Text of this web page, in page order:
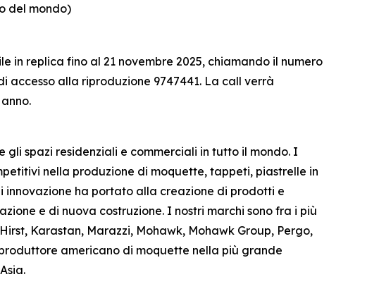
del mondo)
in replica fino al 21 novembre 2025, chiamando il numero
accesso alla riproduzione 9747441. La call verrà
spazi residenziali e commerciali in tutto il mondo. I
nella produzione di moquette, tappeti, piastrelle in
ha portato alla creazione di prodotti e
e di nuova costruzione. I nostri marchi sono fra i più
Karastan, Marazzi, Mohawk, Mohawk Group, Pergo,
americano di moquette nella più grande